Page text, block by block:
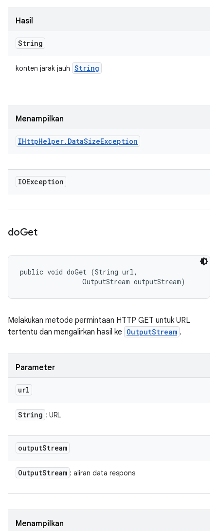
Hasil
String
konten jarak jauh String
Menampilkan
IHttpHelper. DataSizeException
IOException
doGet
public void doGet (String url,
                OutputStream outputStream)
Melakukan metode permintaan HTTP GET untuk URL
tertentu dan mengalirkan hasil ke OutputStream .
Parameter
url
String : URL
outputStream
OutputStream : aliran data respons
Menampilkan